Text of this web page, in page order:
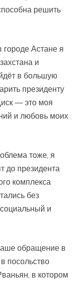
решить
Астане я
и
в большую
президенту
— это моя
и любовь моих
тоже, я
до президента
комплекса
без
и
обращение в
посольство
в котором